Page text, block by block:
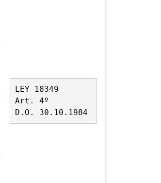
LEY 18349
Art. 4º
D.O. 30.10.1984